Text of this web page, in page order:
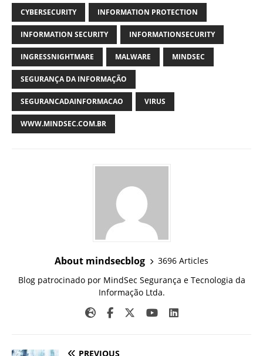
CYBERSECURITY INFORMATION PROTECTION
INFORMATION SECURITY INFORMATIONSECURITY
INGRESSNIGHTMARE MALWARE MINDSEC
SEGURANÇA DA INFORMAÇÃO
SEGURANCADAINFORMACAO VIRUS
WWW.MINDSEC.COM.BR
About mindsecblog
3696 Articles
Blog patrocinado por MindSec Segurança e Tecnologia da
Informação Ltda.
PREVIOUS